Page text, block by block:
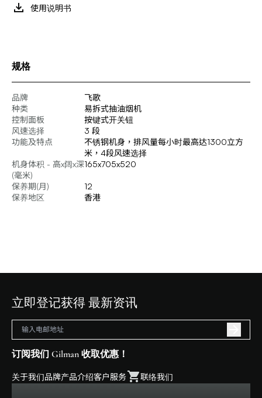
使用说明书
规格
品牌
飞歌
种类
易拆式抽油烟机
控制面板
按键式开关钮
风速选择
3 段
功能及特点
不锈钢机身，排风量每小时最高达1300立方
米，4段风速选择
机身体积 - 高x阔x深
(毫米)
165x705x520
保养期(月)
12
保养地区
香港
立即登记获得 最新资讯
订阅我们 Gilman 收取优惠！
关于我们品牌产品介绍客户服务 联络我们